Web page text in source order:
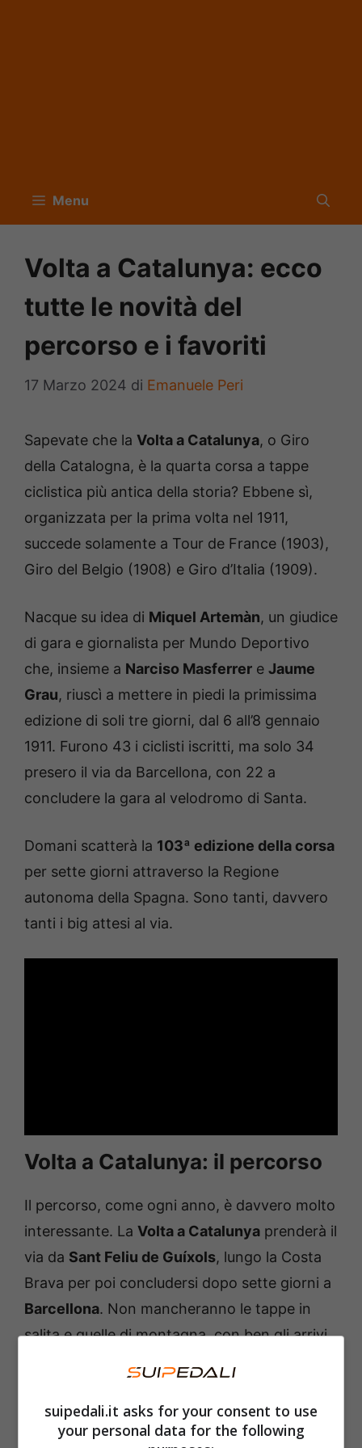
Menu
Volta a Catalunya: ecco
tutte le novità del
percorso e i favoriti
17 Marzo 2024 di Emanuele Peri
Sapevate che la Volta a Catalunya, o Giro
della Catalogna, è la quarta corsa a tappe
ciclistica più antica della storia? Ebbene sì,
organizzata per la prima volta nel 1911,
succede solamente a Tour de France (1903),
Giro del Belgio (1908) e Giro d’Italia (1909).
Nacque su idea di Miquel Artemàn, un giudice
di gara e giornalista per Mundo Deportivo
che, insieme a Narciso Masferrer e Jaume
Grau, riuscì a mettere in piedi la primissima
edizione di soli tre giorni, dal 6 all’8 gennaio
1911. Furono 43 i ciclisti iscritti, ma solo 34
presero il via da Barcellona, con 22 a
concludere la gara al velodromo di Santa.
Domani scatterà la 103ª edizione della corsa
per sette giorni attraverso la Regione
autonoma della Spagna. Sono tanti, davvero
tanti i big attesi al via.
Volta a Catalunya: il percorso
Il percorso, come ogni anno, è davvero molto
interessante. La Volta a Catalunya prenderà il
via da Sant Feliu de Guíxols, lungo la Costa
Brava per poi concludersi dopo sette giorni a
Barcellona. Non mancheranno le tappe in
salita e quelle di montagna, con ben gli arrivi
Si comincia con la prima giornata di gara
suipedali.it asks for your consent to use
your personal data for the following